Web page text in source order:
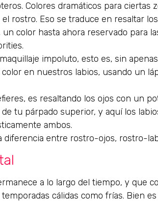
Colores dramáticos para ciertas
rostro. Eso se traduce en resaltar
color hasta ahora reservado para
impoluto, esto es, sin
en nuestros labios, usando un
es resaltando los ojos con un
tu párpado superior, y aquí los
ambos.
diferencia entre rostro-ojos, rostro-
a lo largo del tiempo, y que
cálidas como frías. Bien